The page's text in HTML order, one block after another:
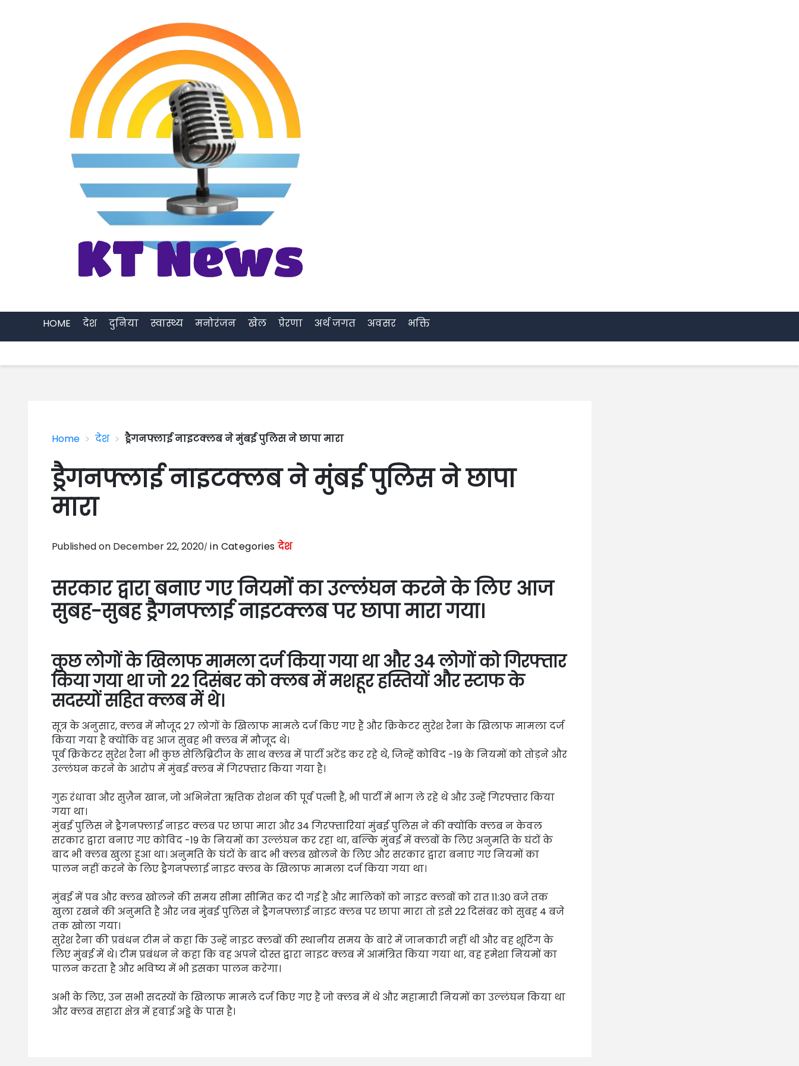
HOME देश दुनिया स्वास्थ्य मनोरंजन खेल प्रेरणा अर्थ जगत अवसर भक्ति
Home > देश > ड्रैगनफ्लाई नाइटक्लब ने मुंबई पुलिस ने छापा मारा
ड्रैगनफ्लाई नाइटक्लब ने मुंबई पुलिस ने छापा
मारा
Published on December 22, 2020 in Categories देश
सरकार द्वारा बनाए गए नियमों का उल्लंघन करने के लिए आज
सुबह-सुबह ड्रैगनफ्लाई नाइटक्लब पर छापा मारा गया।
कुछ लोगों के खिलाफ मामला दर्ज किया गया था और 34 लोगों को गिरफ्तार
किया गया था जो 22 दिसंबर को क्लब में मशहूर हस्तियों और स्टाफ के
सदस्यों सहित क्लब में थे।
सूत्र के अनुसार, क्लब में मौजूद 27 लोगों के खिलाफ मामले दर्ज किए गए हैं और क्रिकेटर सुरेश रैना के खिलाफ मामला दर्ज
किया गया है क्योंकि वह आज सुबह भी क्लब में मौजूद थे।
पूर्व क्रिकेटर सुरेश रैना भी कुछ सेलिब्रिटीज के साथ क्लब में पार्टी अटेंड कर रहे थे, जिन्हें कोविद -19 के नियमों को तोड़ने और
उल्लंघन करने के आरोप में मुंबई क्लब में गिरफ्तार किया गया है।
गुरु रंधावा और सुज़ैन खान, जो अभिनेता ऋतिक रोशन की पूर्व पत्नी हैं, भी पार्टी में भाग ले रहे थे और उन्हें गिरफ्तार किया
गया था।
मुंबई पुलिस ने ड्रैगनफ्लाई नाइट क्लब पर छापा मारा और 34 गिरफ्तारियां मुंबई पुलिस ने कीं क्योंकि क्लब न केवल
सरकार द्वारा बनाए गए कोविद -19 के नियमों का उल्लंघन कर रहा था, बल्कि मुंबई में क्लबों के लिए अनुमति के घंटों के
बाद भी क्लब खुला हुआ था। अनुमति के घंटों के बाद भी क्लब खोलने के लिए और सरकार द्वारा बनाए गए नियमों का
पालन नहीं करने के लिए ड्रैगनफ्लाई नाइट क्लब के खिलाफ मामला दर्ज किया गया था।
मुंबई में पब और क्लब खोलने की समय सीमा सीमित कर दी गई है और मालिकों को नाइट क्लबों को रात 11:30 बजे तक
खुला रखने की अनुमति है और जब मुंबई पुलिस ने ड्रैगनफ्लाई नाइट क्लब पर छापा मारा तो इसे 22 दिसंबर को सुबह 4 बजे
तक खोला गया।
सुरेश रैना की प्रबंधन टीम ने कहा कि उन्हें नाइट क्लबों की स्थानीय समय के बारे में जानकारी नहीं थी और वह शूटिंग के
लिए मुंबई में थे। टीम प्रबंधन ने कहा कि वह अपने दोस्त द्वारा नाइट क्लब में आमंत्रित किया गया था, वह हमेशा नियमों का
पालन करता है और भविष्य में भी इसका पालन करेगा।
अभी के लिए, उन सभी सदस्यों के खिलाफ मामले दर्ज किए गए हैं जो क्लब में थे और महामारी नियमों का उल्लंघन किया था
और क्लब सहारा क्षेत्र में हवाई अड्डे के पास है।